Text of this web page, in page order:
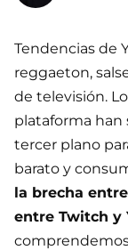
Tendencias de
reggaeton,
de televisión.
plataforma han
tercer plano
barato y
la brecha
entre Twitch y